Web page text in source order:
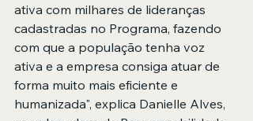
ativa com milhares de lideranças
cadastradas no Programa, fazendo
com que a população tenha voz
ativa e a empresa consiga atuar de
forma muito mais eficiente e
humanizada", explica Danielle Alves,